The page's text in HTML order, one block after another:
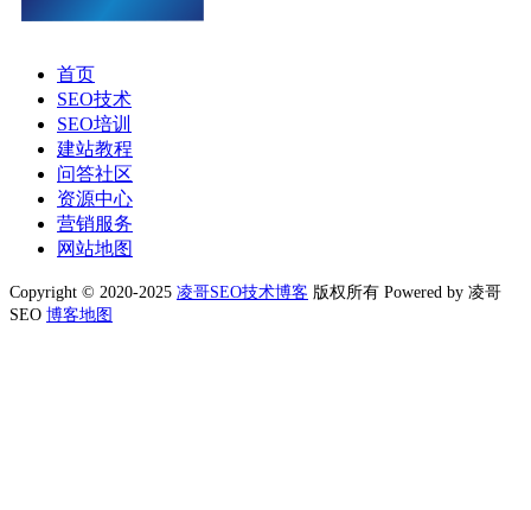
首页
SEO技术
SEO培训
建站教程
问答社区
资源中心
营销服务
网站地图
Copyright © 2020-2025 凌哥SEO技术博客 版权所有 Powered by 凌哥
SEO 博客地图